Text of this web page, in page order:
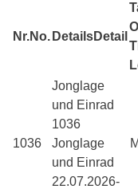
Nr.No. DetailsDetail
1036
Jonglage
und Einrad
1036
Jonglage
und Einrad
22.07.2026-